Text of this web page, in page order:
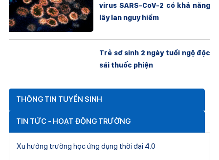
virus SARS-CoV-2 có khả năng
lây lan nguy hiểm
Trẻ sơ sinh 2 ngày tuổi ngộ độc
sái thuốc phiện
THÔNG TIN TUYỂN SINH
TIN TỨC - HOẠT ĐỘNG TRƯỜNG
Xu hướng trường học ứng dụng thời đại 4.0